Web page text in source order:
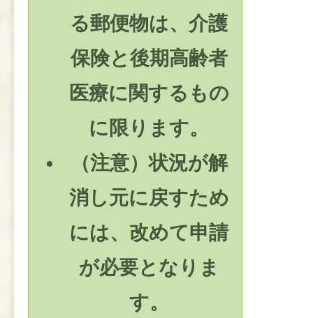
る郵便物は、介護
保険と後期高齢者
医療に関するもの
に限ります。
（注意）状況が解
消し元に戻すため
には、改めて申請
が必要となりま
す。